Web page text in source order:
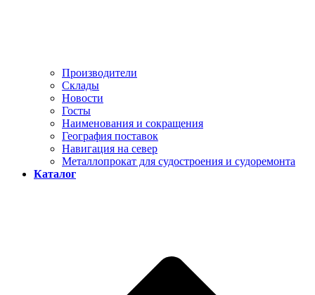
Производители
Склады
Новости
Госты
Наименования и сокращения
География поставок
Навигация на север
Металлопрокат для судостроения и судоремонта
Каталог